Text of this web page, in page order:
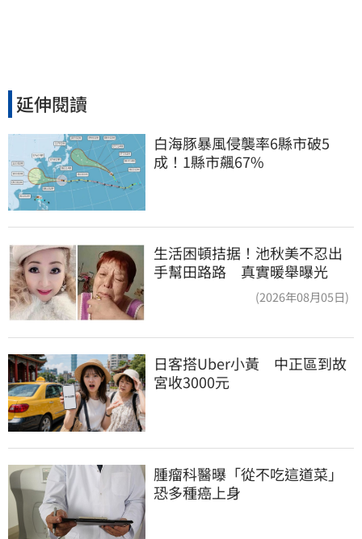
延伸閱讀
白海豚暴風侵襲率6縣市破5
成！1縣市飆67%
生活困頓拮据！池秋美不忍出
手幫田路路 真實暖舉曝光
(2026年08月05日)
日客搭Uber小黃　中正區到故
宮收3000元
腫瘤科醫曝「從不吃這道菜」
恐多種癌上身